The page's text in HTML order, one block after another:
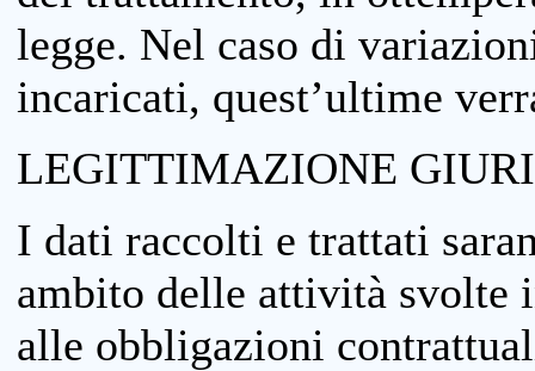
legge. Nel caso di
incaricati, quest’ultime
LEGITTIMAZIONE
I dati raccolti e trattati
ambito delle attività svolte
alle obbligazioni